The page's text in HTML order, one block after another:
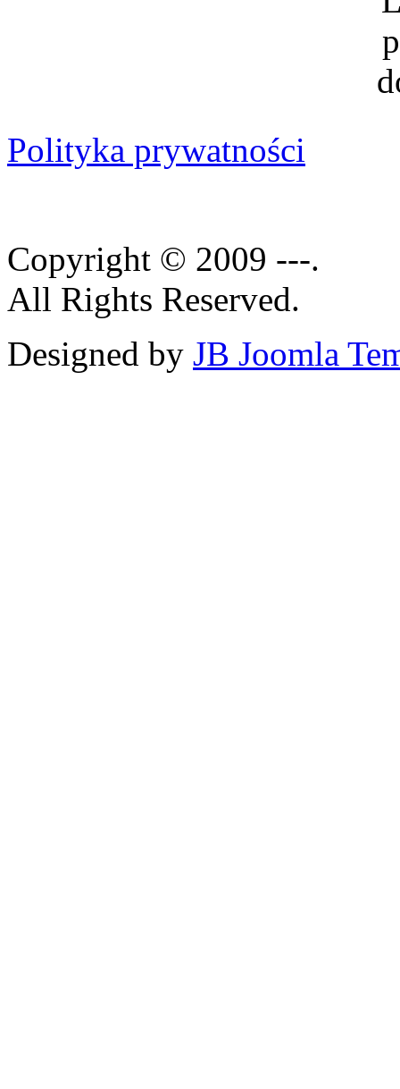
Polityka prywatności
Copyright © 2009 ---.
All Rights Reserved.
Designed by JB Joomla